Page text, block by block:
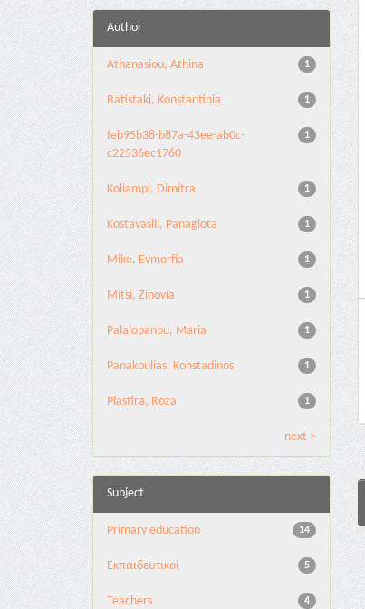
Author
1
Athanasiou, Athina
1
Batistaki, Konstantinia
1
feb95b38-b87a-43ee-ab0c-
c22536ec1760
1
Koliampi, Dimitra
1
Kostavasili, Panagiota
1
Mike, Evmorfia
1
Mitsi, Zinovia
1
Palaiopanou, Maria
1
Panakoulias, Konstadinos
1
Plastira, Roza
next >
Subject
14
Primary education
5
Εκπαιδευτικοί
4
Teachers